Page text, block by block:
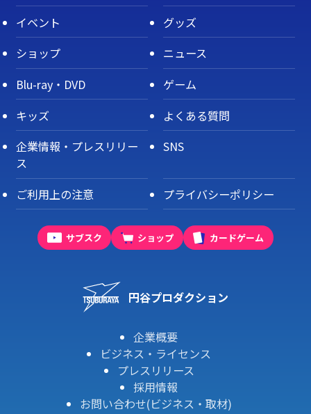
イベント
グッズ
ショップ
ニュース
Blu-ray・DVD
ゲーム
キッズ
よくある質問
企業情報・プレスリリー
ス
SNS
ご利用上の注意 プライバシーポリシー
サブスク ショップ カードゲーム
円谷プロダクション
企業概要
ビジネス・ライセンス
プレスリリース
採用情報
お問い合わせ(ビジネス・取材)